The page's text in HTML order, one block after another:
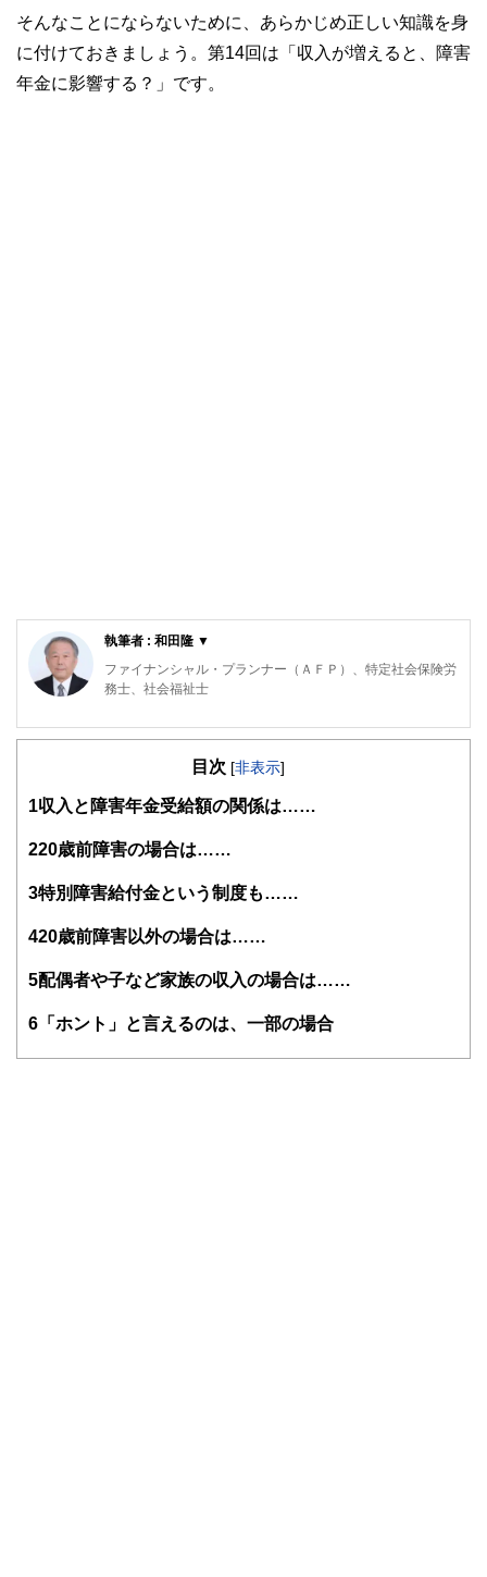
そんなことにならないために、あらかじめ正しい知識を身
に付けておきましょう。第14回は「収入が増えると、障害
年金に影響する？」です。
執筆者 : 和田隆 ▼
ファイナンシャル・プランナー（ＡＦＰ）、特定社会保険労
務士、社会福祉士
新聞社を定年退職後、社会保険労務士事務所「かもめ社労士
組んでいます。ＮＰＯ法人障害年金支援ネットワーク会員で
「すぐわかる！ 障害年金のもらい方」
「ルールブックで快適職場」
目次 [非表示]
1 収入と障害年金受給額の関係は……
220歳前障害の場合は……
3特別障害給付金という制度も……
420歳前障害以外の場合は……
5配偶者や子など家族の収入の場合は……
6 「ホント」と言えるのは、一部の場合